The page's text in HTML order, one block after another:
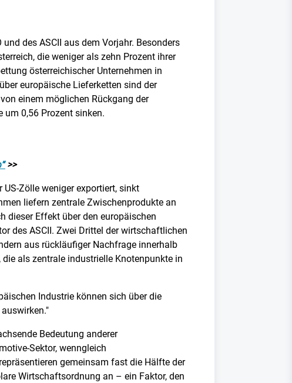
des ASCII aus dem Vorjahr. Besonders
die weniger als zehn Prozent ihrer
österreichischer Unternehmen in
europäische Lieferketten sind der
einem möglichen Rückgang der
0,56 Prozent sinken.
>>
Zölle weniger exportiert, sinkt
liefern zentrale Zwischenprodukte an
dieser Effekt über den europäischen
des ASCII. Zwei Drittel der wirtschaftlichen
aus rückläufiger Nachfrage innerhalb
als zentrale industrielle Knotenpunkte in
Industrie können sich über die
Bedeutung anderer
Sektor, wenngleich
gemeinsam fast die Hälfte der
Wirtschaftsordnung an – ein Faktor, den